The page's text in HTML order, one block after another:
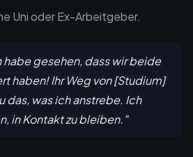
Uni oder Ex-Arbeitgeber.
habe gesehen, dass wir beide
haben! Ihr Weg von [Studium]
das, was ich anstrebe. Ich
in Kontakt zu bleiben."